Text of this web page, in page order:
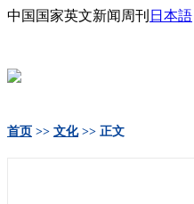
中国国家英文新闻周刊 日本語
首页 >> 文化>> 正文